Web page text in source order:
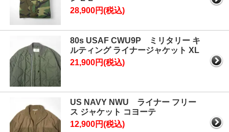
28,900円(税込)
80s USAF CWU9P ミリタリー キ
ルティング ライナージャケット XL
21,900円(税込)
US NAVY NWU ライナー フリー
ス ジャケット コヨーテ
12,900円(税込)